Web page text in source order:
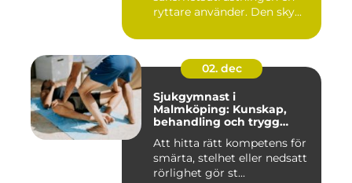
ryttare använder. Den sky...
02. dec
Sjukgymnast i
Malmköping: Kunskap,
behandling och trygg
Att hitta rätt kompetens för
smärta, stelhet eller nedsatt
rörlighet gör st...